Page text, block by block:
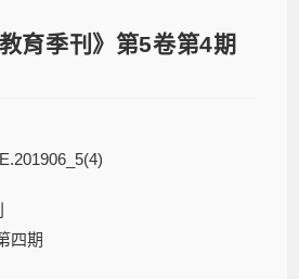
育季刊》第5卷第4期
四期